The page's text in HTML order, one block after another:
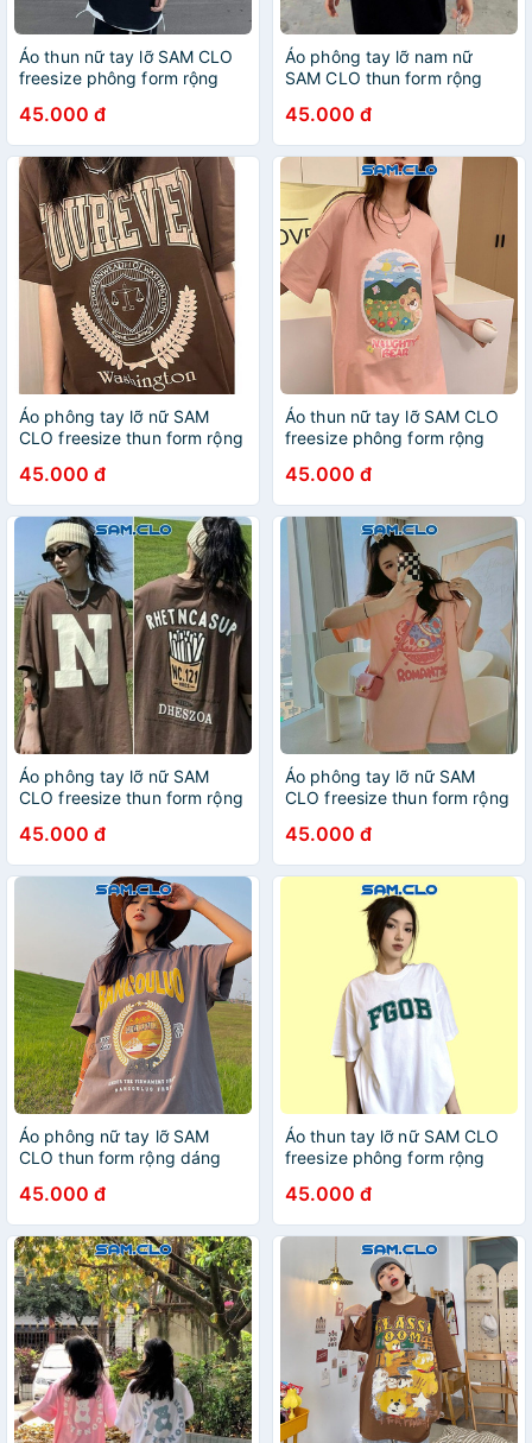
Áo thun nữ tay lỡ SAM CLO
freesize phông form rộng
couple in KHÓI TRẮNG hình
TRÁI TIM
45.000 đ
Áo phông tay lỡ nam nữ
SAM CLO thun form rộng
nhóm, lớp in KHỦNG LONG
HIGHCLUB
45.000 đ
Áo phông tay lỡ nữ SAM
CLO freesize thun form rộng
nhóm, lớp in chữ WASHING
TON
45.000 đ
Áo thun nữ tay lỡ SAM CLO
freesize phông form rộng
couple in hình con gấu
NAUGHTY BEAR
45.000 đ
Áo phông tay lỡ nữ SAM
CLO freesize thun form rộng
nhóm, lớp in chữ DHESZOA
45.000 đ
Áo phông tay lỡ nữ SAM
CLO freesize thun form rộng
nhóm, lớp in đầu gấu hồng
ROMANTIC
45.000 đ
Áo phông nữ tay lỡ SAM
CLO thun form rộng dáng
in chữ RANGOULUO
45.000 đ
Áo thun tay lỡ nữ SAM CLO
freesize phông form rộng
nhóm, lớp in chữ FGOB
45.000 đ